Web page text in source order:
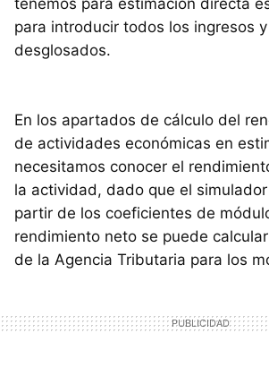
tenemos para estimación directa
para introducir todos los ingresos
desglosados.
En los apartados de cálculo del
de actividades económicas en
necesitamos conocer el
la actividad, dado que el
partir de los coeficientes de
rendimiento neto se puede
de la Agencia Tributaria para los